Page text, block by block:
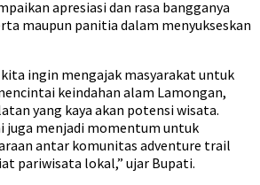
apresiasi dan rasa bangganya
maupun panitia dalam menyukseskan
ingin mengajak masyarakat untuk
keindahan alam Lamongan,
yang kaya akan potensi wisata.
juga menjadi momentum untuk
antar komunitas adventure trail
pariwisata lokal,” ujar Bupati.